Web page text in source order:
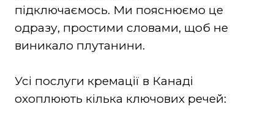
підключаємось. Ми пояснюємо це
одразу, простими словами, щоб не
виникало плутанини.
Усі послуги кремації в Канаді
охоплюють кілька ключових речей: